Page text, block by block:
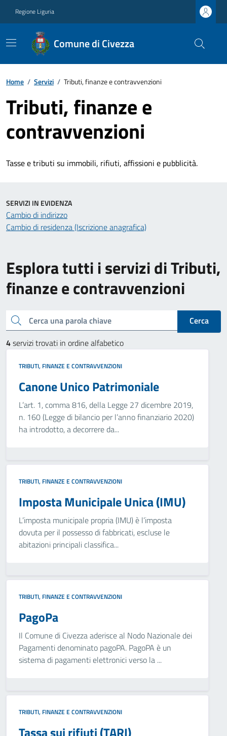
Regione Liguria
Comune di Civezza
Home / Servizi / Tributi, finanze e contravvenzioni
Tributi, finanze e
contravvenzioni
Tasse e tributi su immobili, rifiuti, affissioni e pubblicità.
Esplora tutti i servizi di Tributi,
finanze e contravvenzioni
Cerca una parola chiave
Cerca
4servizi trovati in ordine alfabetico
TRIBUTI, FINANZE E CONTRAVVENZIONI
Canone Unico Patrimoniale
L’art. 1, comma 816, della Legge 27 dicembre 2019,
n. 160 (Legge di bilancio per l’anno finanziario 2020)
ha introdotto, a decorrere da...
TRIBUTI, FINANZE E CONTRAVVENZIONI
Imposta Municipale Unica (IMU)
L’imposta municipale propria (IMU) è l’imposta
dovuta per il possesso di fabbricati, escluse le
abitazioni principali classifica...
TRIBUTI, FINANZE E CONTRAVVENZIONI
PagoPa
Il Comune di Civezza aderisce al Nodo Nazionale dei
Pagamenti denominato pagoPA. PagoPA è un
sistema di pagamenti elettronici verso la ...
TRIBUTI, FINANZE E CONTRAVVENZIONI
SERVIZI IN EVIDENZA
Cambio di indirizzo
Cambio di residenza (Iscrizione anagrafica)